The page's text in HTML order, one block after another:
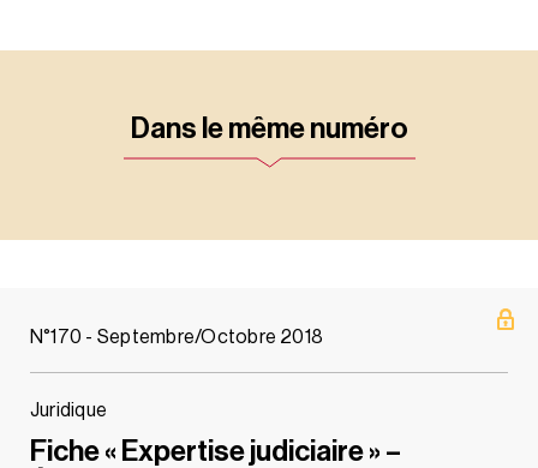
Dans le même numéro
N°170 - Septembre/Octobre 2018
Juridique
Fiche « Expertise judiciaire » –